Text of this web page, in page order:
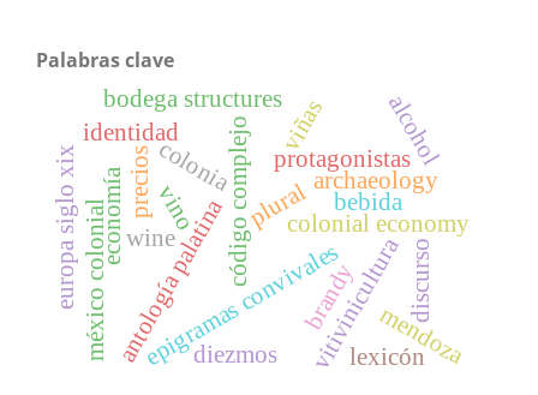
Palabras clave
epigramas convivales
antología palatina
vino código complejoplural
wine
brandy
bodega structures
colonial economy
archaeology
colonia
precios
economía
vitivinicultura
diezmos
méxico colonial mendoza
protagonistas
europa siglo xix
viñas
discurso
lexicón
bebida
alcohol
identidad